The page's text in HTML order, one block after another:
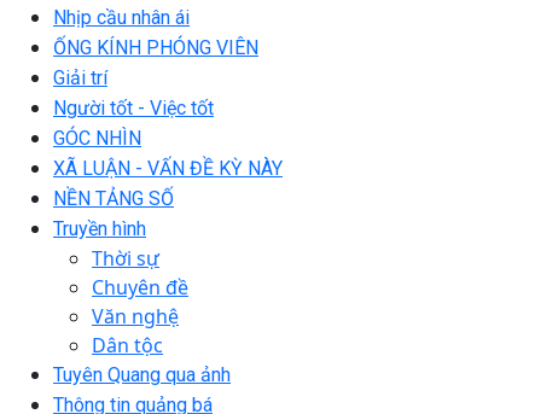
Nhịp cầu nhân ái
ỐNG KÍNH PHÓNG VIÊN
Giải trí
Người tốt - Việc tốt
GÓC NHÌN
XÃ LUẬN - VẤN ĐỀ KỲ NÀY
NỀN TẢNG SỐ
Truyền hình
Thời sự
Chuyên đề
Văn nghệ
Dân tộc
Tuyên Quang qua ảnh
Thông tin quảng bá